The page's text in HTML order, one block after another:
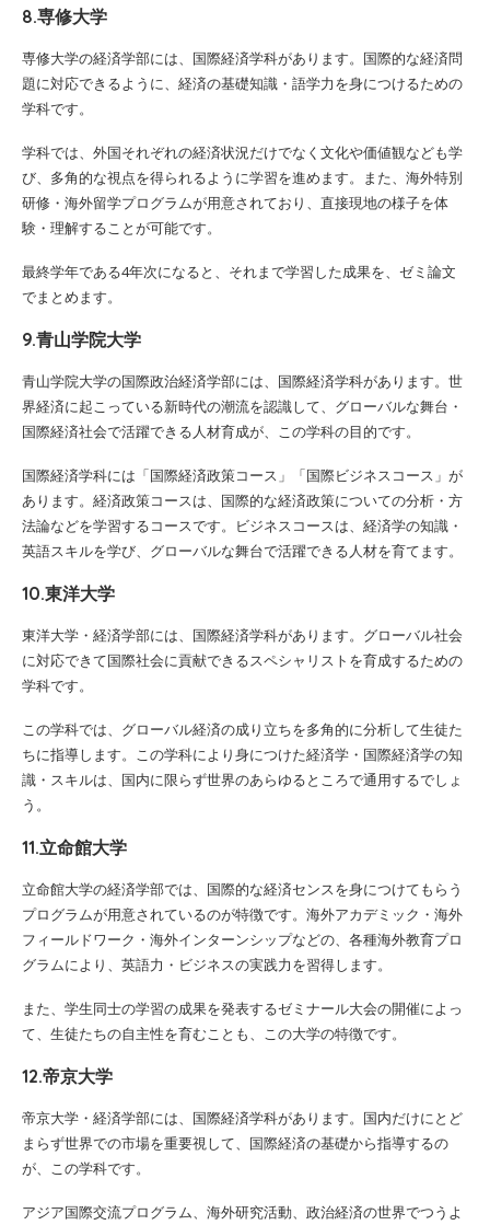
8.専修大学
専修大学の経済学部には、国際経済学科があります。国際的な経済問
題に対応できるように、経済の基礎知識・語学力を身につけるための
学科です。
学科では、外国それぞれの経済状況だけでなく文化や価値観なども学
び、多角的な視点を得られるように学習を進めます。また、海外特別
研修・海外留学プログラムが用意されており、直接現地の様子を体
験・理解することが可能です。
最終学年である4年次になると、それまで学習した成果を、ゼミ論文
でまとめます。
9.青山学院大学
青山学院大学の国際政治経済学部には、国際経済学科があります。世
界経済に起こっている新時代の潮流を認識して、グローバルな舞台・
国際経済社会で活躍できる人材育成が、この学科の目的です。
国際経済学科には「国際経済政策コース」「国際ビジネスコース」が
あります。経済政策コースは、国際的な経済政策についての分析・方
法論などを学習するコースです。ビジネスコースは、経済学の知識・
英語スキルを学び、グローバルな舞台で活躍できる人材を育てます。
10.東洋大学
東洋大学・経済学部には、国際経済学科があります。グローバル社会
に対応できて国際社会に貢献できるスペシャリストを育成するための
学科です。
この学科では、グローバル経済の成り立ちを多角的に分析して生徒た
ちに指導します。この学科により身につけた経済学・国際経済学の知
識・スキルは、国内に限らず世界のあらゆるところで通用するでしょ
う。
11.立命館大学
立命館大学の経済学部では、国際的な経済センスを身につけてもらう
プログラムが用意されているのが特徴です。海外アカデミック・海外
フィールドワーク・海外インターンシップなどの、各種海外教育プロ
グラムにより、英語力・ビジネスの実践力を習得します。
また、学生同士の学習の成果を発表するゼミナール大会の開催によっ
て、生徒たちの自主性を育むことも、この大学の特徴です。
12.帝京大学
帝京大学・経済学部には、国際経済学科があります。国内だけにとど
まらず世界での市場を重要視して、国際経済の基礎から指導するの
が、この学科です。
アジア国際交流プログラム、海外研究活動、政治経済の世界でつうよ